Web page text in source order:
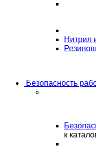
Нитрил
Безопасность
к